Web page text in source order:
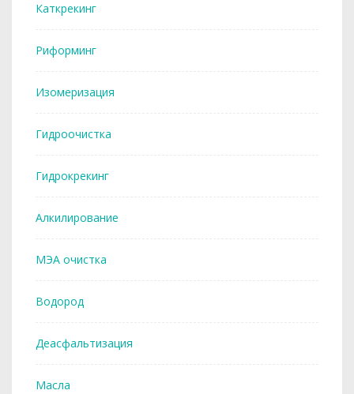
Каткрекинг
Риформинг
Изомеризация
Гидроочистка
Гидрокрекинг
Алкилирование
МЭА очистка
Водород
Деасфальтизация
Масла